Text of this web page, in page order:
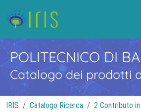
POLITECNICO DI
Catalogo dei prodotti
IRIS Catalogo Ricerca
2 Contributo in